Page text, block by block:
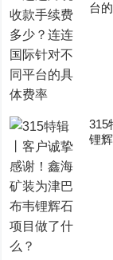
台
315
锂